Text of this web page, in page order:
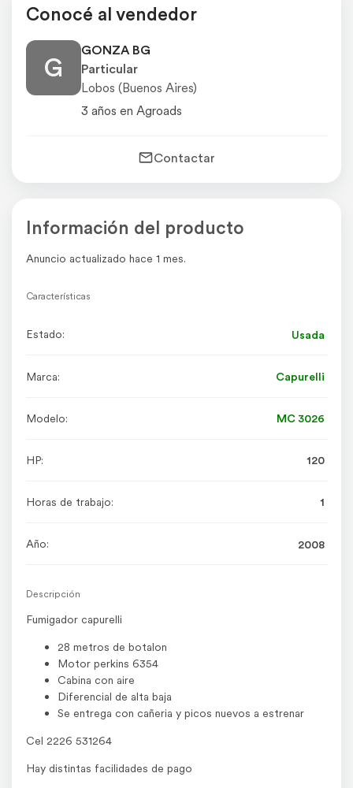
Conocé al vendedor
G
GONZA BG
Particular
Lobos (Buenos Aires)
3 años en Agroads
Contactar
Información del producto
Anuncio actualizado hace 1 mes.
Características
Estado: Usada
Marca: Capurelli
Modelo: MC 3026
HP: 120
Horas de trabajo: 1
Año: 2008
Descripción
Fumigador capurelli
28 metros de botalon
Motor perkins 6354
Cabina con aire
Diferencial de alta baja
Se entrega con cañeria y picos nuevos a estrenar
Cel 2226 531264
Hay distintas facilidades de pago